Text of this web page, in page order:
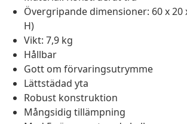
Övergripande dimensioner: 60 x 20
H)
Vikt: 7,9 kg
Hållbar
Gott om förvaringsutrymme
Lättstädad yta
Robust konstruktion
Mångsidig tillämpning